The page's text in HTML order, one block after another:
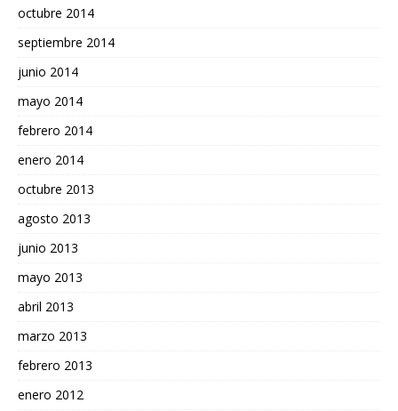
octubre 2014
septiembre 2014
junio 2014
mayo 2014
febrero 2014
enero 2014
octubre 2013
agosto 2013
junio 2013
mayo 2013
abril 2013
marzo 2013
febrero 2013
enero 2012